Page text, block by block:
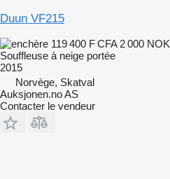
Duun VF215
119 400 F CFA 2 000 NOK
Souffleuse à neige portée
2015
Norvège, Skatval
Auksjonen.no AS
Contacter le vendeur